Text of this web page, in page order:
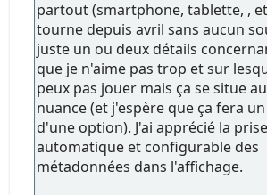
partout (smartphone, tablette, ,
tourne depuis avril sans aucun
juste un ou deux détails
que je n'aime pas trop et sur
peux pas jouer mais ça se situe
nuance (et j'espère que ça fera
d'une option). J'ai apprécié la
automatique et configurable des
métadonnées dans l'affichage.